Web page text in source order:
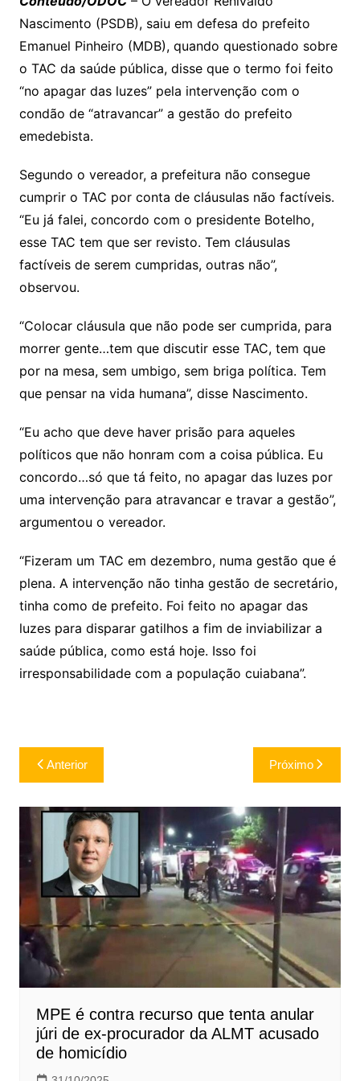
Li
n
k
A
p
p
a
m
dI
n
e
Cl
a
o
m
n
s
s
a
g
e
lo
o
k.
c
o
m
y
p
e
h
o
o
M
ai
e
a
d
s
ai
l
ar
e
Nascimento (PSDB), saiu em defesa do prefeito
Emanuel Pinheiro (MDB), quando questionado sobre
o TAC da saúde pública, disse que o termo foi feito
“no apagar das luzes” pela intervenção com o
condão de “atravancar” a gestão do prefeito
emedebista.
Segundo o vereador, a prefeitura não consegue
cumprir o TAC por conta de cláusulas não factíveis.
“Eu já falei, concordo com o presidente Botelho,
esse TAC tem que ser revisto. Tem cláusulas
factíveis de serem cumpridas, outras não”,
observou.
“Colocar cláusula que não pode ser cumprida, para
morrer gente…tem que discutir esse TAC, tem que
por na mesa, sem umbigo, sem briga política. Tem
que pensar na vida humana”, disse Nascimento.
“Eu acho que deve haver prisão para aqueles
políticos que não honram com a coisa pública. Eu
concordo…só que tá feito, no apagar das luzes por
uma intervenção para atravancar e travar a gestão”,
argumentou o vereador.
“Fizeram um TAC em dezembro, numa gestão que é
plena. A intervenção não tinha gestão de secretário,
tinha como de prefeito. Foi feito no apagar das
luzes para disparar gatilhos a fim de inviabilizar a
saúde pública, como está hoje. Isso foi
irresponsabilidade com a população cuiabana”.
Navegação
de
Post
Anterior Próximo
MPE é contra recurso que tenta anular
júri de ex-procurador da ALMT acusado
de homicídio